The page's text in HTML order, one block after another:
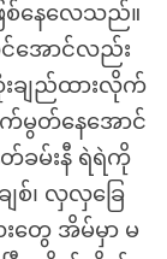
စ်နေလေသည်။
အောင်လည်း
ချည်ထားလိုက်
မွတ်နေအောင်
ခမ်းနီ ရဲရဲကို
စ်၊ လှလှခြေ
တွေ အိမ်မှာ မ